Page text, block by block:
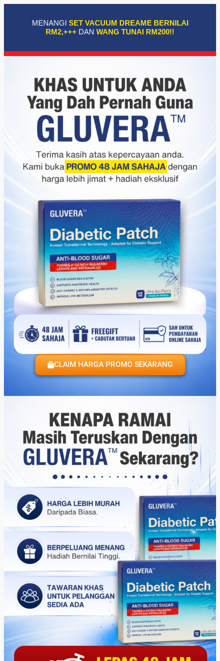
MENANGI SET VACUUM DREAME BERNILAI
RM2,+++ DAN WANG TUNAI RM200!!
CLAIM HARGA PROMO SEKARANG